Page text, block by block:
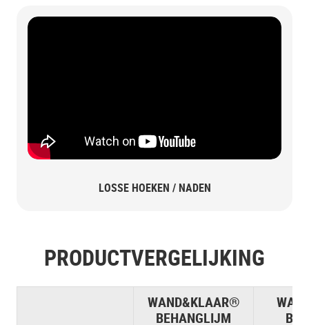
LOSSE HOEKEN / NADEN
PRODUCTVERGELIJKING
WAND&KLAAR®
BEHANGLIJM